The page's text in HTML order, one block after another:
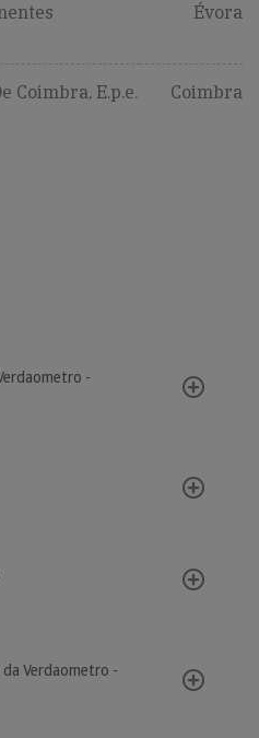
Évora
Coimbra, E.p.e. Coimbra
-
Verdaometro -